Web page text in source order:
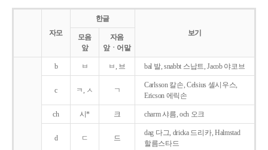
자모
한글
보기
모음
앞
자음
앞ㆍ어말
b ㅂ ㅂ, 브 bal 발, snabbt 스납트, Jacob 야코브
c ㅋ, ㅅ ㄱ
Carlsson 칼손, Celsius 셀시우스,
Ericson 에릭손
ch 시* 크 charm 샤름, och 오크
d ㄷ 드
dag 다그, dricka 드리카, Halmstad
할름스타드